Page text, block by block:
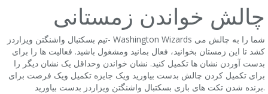
چالش خواندن زمستانی
تیم بسکتبال واشنگتن ویزاردز- Washington Wizards شما را به چالش می
کشد تا این زمستان بخوانید، فعال بمانید ومشغول باشید. فعالیت ها را برای
بدست آوردن نشان ها تکمیل کنید. نشان خواندن وحداقل یک نشان دیگر را
برای تکمیل کردن چالش بدست بیاورید ویک جایزه تکمیل ویک فرصت برای
برنده شدن تکت های بازی بسکتبال واشنگتن ویزاردز بدست بیاورید.